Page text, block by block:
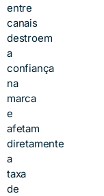
entre
canais
destroem
a
confiança
na
marca
e
afetam
diretamente
a
taxa
de